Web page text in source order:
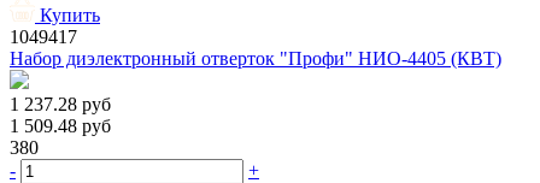
Купить
1049417
Набор диэлектронный отверток "Профи" НИО-4405 (КВТ)
1 237.28 руб
1 509.48 руб
380
-
+